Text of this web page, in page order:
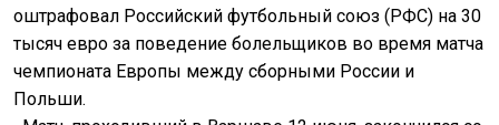
оштрафовал Российский футбольный союз (РФС) на 30
тысяч евро за поведение болельщиков во время матча
чемпионата Европы между сборными России и
Польши.